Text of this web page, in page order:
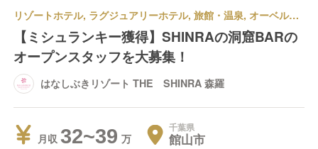
リゾートホテル, ラグジュアリーホテル, 旅館・温泉, オーベルジュ | 料飲部門 | バーテンダー | はなしぶきリゾート THE SHINRA 森羅
【ミシュランキー獲得】SHINRAの洞窟BARの
オープンスタッフを大募集！
はなしぶきリゾート THE SHINRA 森羅
月収 32~39 千葉県
館山市